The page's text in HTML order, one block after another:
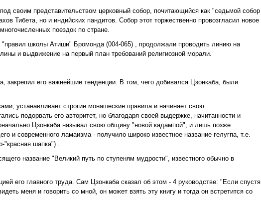
своим представительством церковный собор, почитающийся как "седьмой собор
Тибета, но и индийских пандитов. Собор этот торжественно провозгласил новое
поездок по стране.
школы Атиши" Бромонда (004-065) , продолжали проводить линию на
и выдвижение на первый план требований религиозной морали.
его важнейшие тенденции. В том, чего добивался Цзонкаба, были
устанавливает строгие монашеские правила и начинает свою
подорвать его авторитет, но благодаря своей выдержке, начитанности и
Цзонкаба называл свою общину "новой кадампой", и лишь позже
и современного ламаизма - получило широко известное название гелугпа, т.е.
шапка") .
название "Великий путь по ступеням мудрости", известного обычно в
его главного труда. Сам Цзонкаба сказал об этом - 4 руководстве: "Если спустя
меня и говорить со мной, он может взять эту книгу и тогда он встретится со